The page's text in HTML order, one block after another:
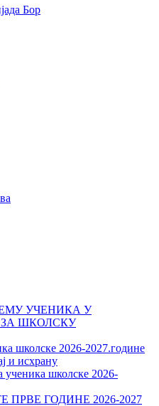
Бор
УЧЕНИКА У
ШКОЛСКУ
школске 2026-2027.године
и исхрану
ученика школске 2026-
ГОДИНЕ 2026-2027